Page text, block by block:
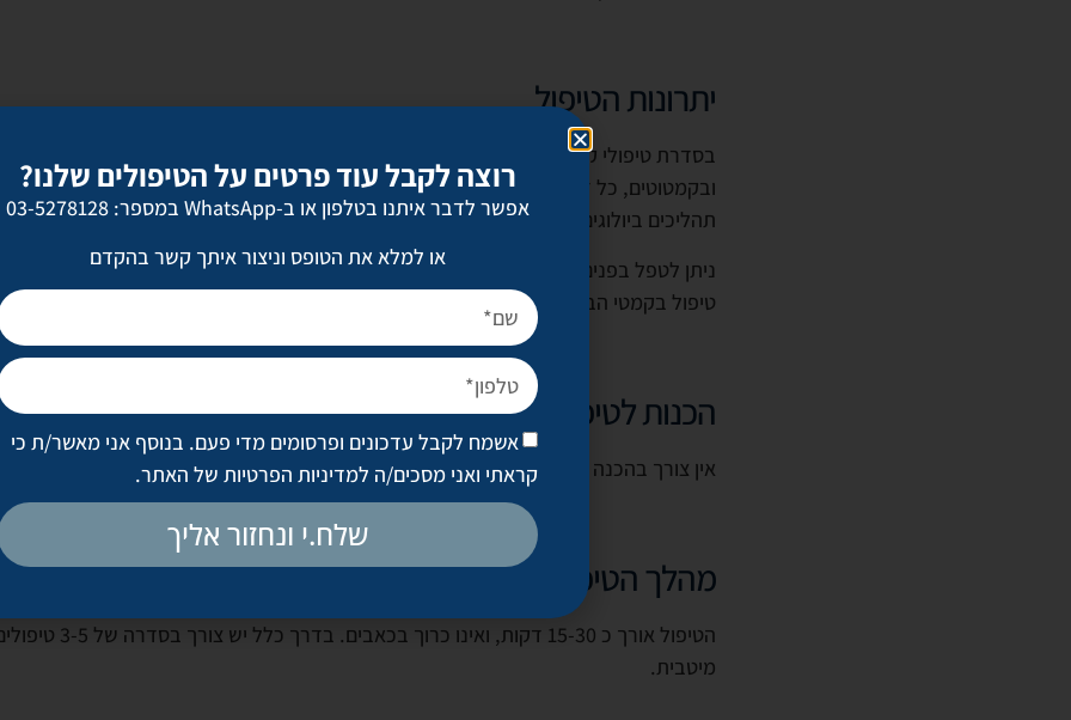
יתרונות הטיפול
בסדרת טיפולי קליר ליפט תוכלי להביא להרמה קלה של עורך, שיפור באיכותו, עיבוי
ובקמטוטים, כל זאת ללא ניתוח, ללא כאבים, וללא תופעות לוואי לאחר הטיפול. טיפול
תהליכים ביולוגים טבעיים שבסיומם תהני מעור צעיר זוהר ואיכותי לשנים רבות.
ניתן לטפל בפנים באופן מלא או ממוקד באזורים ספציפיים. הטיפול מיועד למיצוק, חידוש
טיפול בקמטי הבעה בפנים וסביב העיניים , טיפול בעור הצוואר, ריענון העור בכפות הידיים
הכנות לטיפול
אין צורך בהכנה מוקדמת לטיפול.
מהלך הטיפול
הטיפול אורך כ 15-30 דקות,
מיטבית.
רוצה לקבל עוד פרטים על הטיפולים שלנו?
אפשר לדבר איתנו בטלפון או ב-WhatsApp במספר: 03-5278128
או למלא את הטופס וניצור איתך קשר בהקדם
אשמח לקבל עדכונים ופרסומים מדי פעם. בנוסף אני מאשר/ת כי
קראתי ואני מסכים/ה למדיניות הפרטיות של האתר.
שלח.י ונחזור אליך